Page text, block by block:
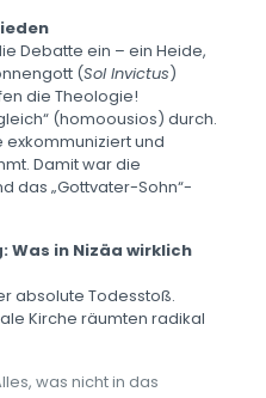
Debatte ein – ein Heide,
(Sol Invictus)
die Theologie!
(homoousios) durch.
exkommuniziert und
Damit war die
das „Gottvater-Sohn“-
Was in Nizäa wirklich
absolute Todesstoß.
Kirche räumten radikal
was nicht in das